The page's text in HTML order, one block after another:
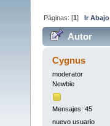
Páginas: [1]Ir Abajo
Autor
veces)
Cygnus
moderator
Newbie
Mensajes: 45
nuevo usuario